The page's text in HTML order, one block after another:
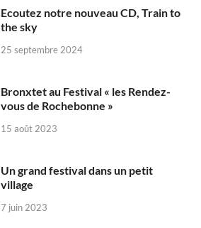
Ecoutez notre nouveau CD, Train to
the sky
25 septembre 2024
Bronxtet au Festival « les Rendez-
vous de Rochebonne »
15 août 2023
Un grand festival dans un petit
village
7 juin 2023